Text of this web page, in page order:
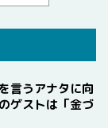
言うアナタに向
ゲストは「金づ